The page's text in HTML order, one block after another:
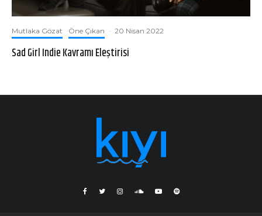
Mutlaka Gözat Öne Çıkan · 20 Nisan 2022
Sad Girl Indie Kavramı Eleştirisi